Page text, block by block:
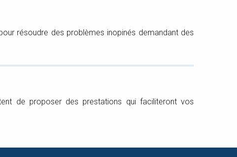
résoudre des problèmes inopinés demandant des
de proposer des prestations qui faciliteront vos